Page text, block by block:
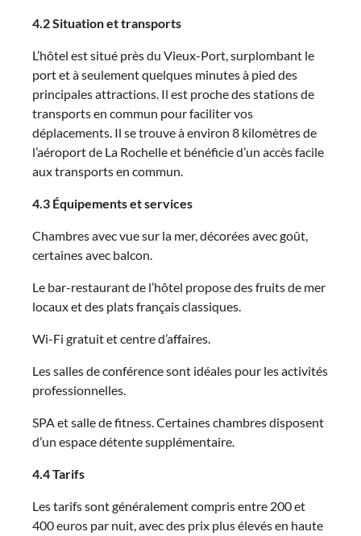
4.2 Situation et transports
L’hôtel est situé près du Vieux-Port, surplombant le
port et à seulement quelques minutes à pied des
principales attractions. Il est proche des stations de
transports en commun pour faciliter vos
déplacements. Il se trouve à environ 8 kilomètres de
l’aéroport de La Rochelle et bénéficie d’un accès facile
aux transports en commun.
4.3 Équipements et services
Chambres avec vue sur la mer, décorées avec goût,
certaines avec balcon.
Le bar-restaurant de l’hôtel propose des fruits de mer
locaux et des plats français classiques.
Wi-Fi gratuit et centre d’affaires.
Les salles de conférence sont idéales pour les activités
professionnelles.
SPA et salle de fitness. Certaines chambres disposent
d’un espace détente supplémentaire.
4.4 Tarifs
Les tarifs sont généralement compris entre 200 et
400 euros par nuit, avec des prix plus élevés en haute